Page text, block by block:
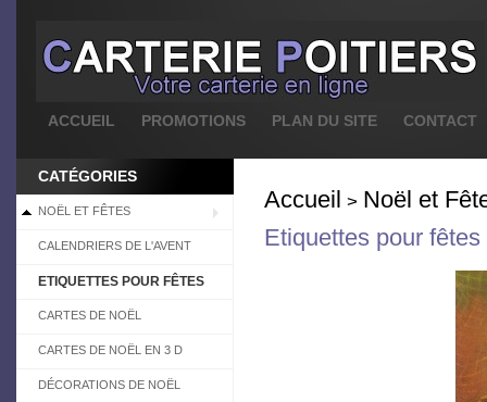
ACCUEIL PROMOTIONS PLAN DU SITE CONTACT
CATÉGORIES
NOËL ET FÊTES
CALENDRIERS DE L'AVENT
ETIQUETTES POUR FÊTES
CARTES DE NOËL
CARTES DE NOËL EN 3 D
DÉCORATIONS DE NOËL
Accueil > Noël et
Etiquettes pour fêtes